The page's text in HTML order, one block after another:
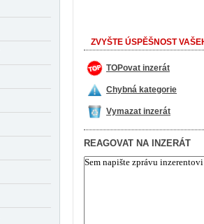
ZVYŠTE ÚSPĚŠNOST
TOPovat inzerát
Chybná kategorie
Vymazat inzerát
REAGOVAT NA INZERÁT